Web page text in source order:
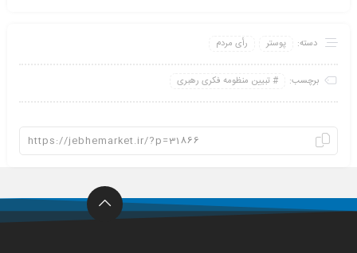
دسته: پوستر رأی مردم
برچسب: تبیین منظومه فکری رهبری